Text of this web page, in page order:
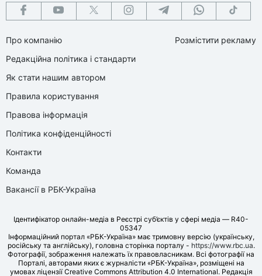
Про компанію
Редакційна політика і стандарти
Як стати нашим автором
Правила користування
Правова інформація
Політика конфіденційності
Контакти
Команда
Вакансії в РБК-Україна
Розмістити рекламу
Ідентифікатор онлайн-медіа в Реєстрі суб’єктів у сфері медіа — R40-
05347
Інформаційний портал «РБК-Україна» має тримовну версію (українську,
російську та англійську), головна сторінка порталу - https://www.rbc.ua.
Фотографії, зображення належать їх правовласникам. Всі фотографії на
Порталі, авторами яких є журналісти «РБК-Україна», розміщені на
умовах ліцензії Creative Commons Attribution 4.0 International. Редакція